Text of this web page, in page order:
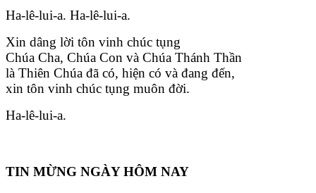
Ha-lê-lui-a. Ha-lê-lui-a.
Xin dâng lời tôn vinh chúc tụng
Chúa Cha, Chúa Con và Chúa Thánh Thần
là Thiên Chúa đã có, hiện có và đang đến,
xin tôn vinh chúc tụng muôn đời.
Ha-lê-lui-a.
TIN MỪNG NGÀY HÔM NAY